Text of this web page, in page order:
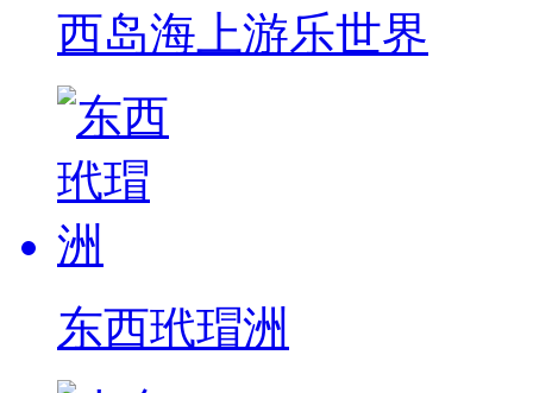
西岛海上游乐世界
东西玳瑁洲